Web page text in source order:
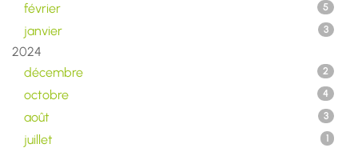
février 5
janvier 3
2024
décembre
2
octobre 4
août 3
juillet 1